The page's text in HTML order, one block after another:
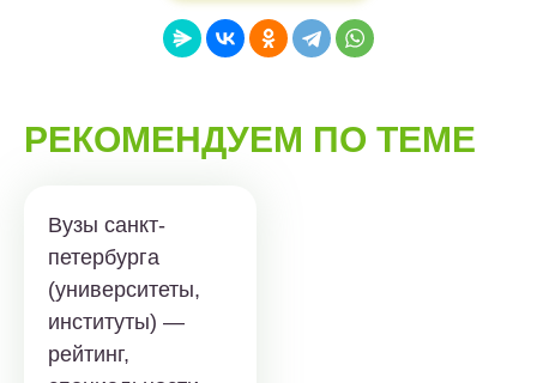
РЕКОМЕНДУЕМ ПО ТЕМЕ
Вузы санкт-
петербурга
(университеты,
институты) —
рейтинг,